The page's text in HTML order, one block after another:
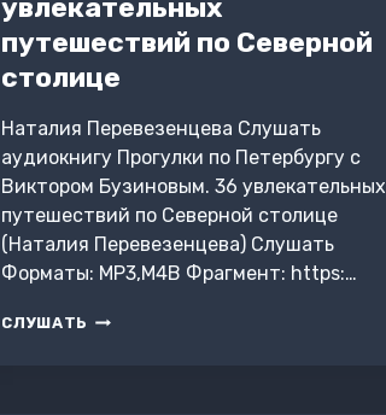
увлекательных
путешествий по Северной
столице
Наталия Перевезенцева Слушать
аудиокнигу Прогулки по Петербургу с
Виктором Бузиновым. 36 увлекательных
путешествий по Северной столице
(Наталия Перевезенцева) Слушать
Форматы: MP3,M4B Фрагмент: https:…
СЛУШАТЬ ПРОГУЛКИ